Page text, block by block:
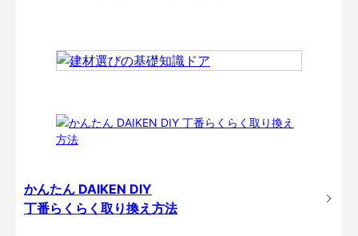
かんたん DAIKEN DIY
丁番らくらく取り換え方法